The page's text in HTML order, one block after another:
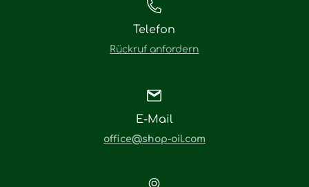
Telefon
Rückruf anfordern
E-Mail
office@shop-oil.com